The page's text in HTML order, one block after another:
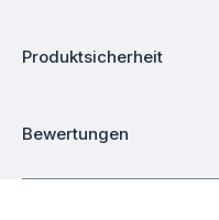
Produktsicherheit
Bewertungen